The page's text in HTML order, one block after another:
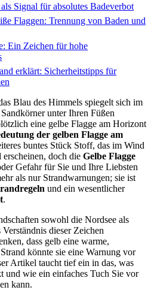
Signal für absolutes Badeverbot
Flaggen: Trennung von Baden und
Ein Zeichen für hohe
erklärt: Sicherheitstipps für
Blau des Himmels spiegelt sich im
unter Ihren Füßen
eine gelbe Flagge am Horizont
der gelben Flagge am
buntes Stück Stoff, das im Wind
doch die Gelbe Flagge
Gefahr für Sie und Ihre Liebsten
als nur Strandwarnungen; sie ist
und ein wesentlicher
.
sowohl die Nordsee als
dieser Zeichen
dass gelb eine warme,
könnte sie eine Warnung vor
Artikel taucht tief ein in das, was
und wie ein einfaches Tuch Sie vor
kann.